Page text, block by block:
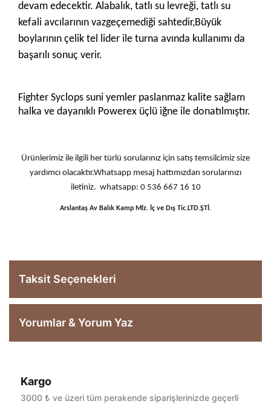
devam edecektir. Alabalık, tatlı su levreği, tatlı su
kefali avcılarının vazgeçemediği sahtedir,Büyük
boylarının çelik tel lider ile turna avında kullanımı da
başarılı sonuç verir.
Fighter Syclops suni yemler paslanmaz kalite sağlam
halka ve dayanıklı Powerex üçlü iğne ile donatılmıştır.
Ürünlerimiz ile ilgili her türlü sorularınız için satış temsilcimiz size
yardımcı olacaktır.Whatsapp mesaj hattımızdan sorularınızı
iletiniz. whatsapp: 0 536 667 16 10
Arslantaş Av Balık Kamp Mlz. İç ve Dış Tic.LTD.ŞTİ.
Taksit Seçenekleri
Yorumlar & Yorum Yaz
Bu ürüne ilk yorumu siz yapın!
Kargo
3000 ₺ ve üzeri tüm perakende siparişlerinizde geçerli